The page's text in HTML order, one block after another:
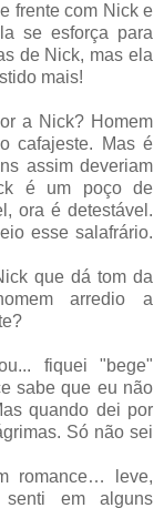
frente com Nick e
se esforça para
de Nick, mas ela
mais!
a Nick? Homem
cafajeste. Mas é
assim deveriam
é um poço de
ora é detestável.
esse salafrário.
que dá tom da
arredio a
fiquei "bege"
sabe que eu não
quando dei por
Só não sei
romance… leve,
em alguns